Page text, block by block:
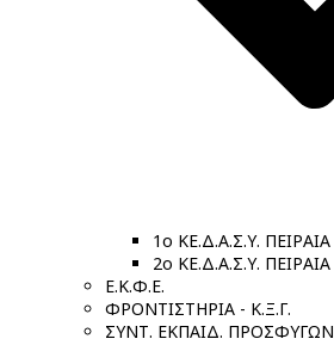
1ο ΚΕ.Δ.Α.Σ.Υ. ΠΕΙΡΑΙΑ
2ο ΚΕ.Δ.Α.Σ.Υ. ΠΕΙΡΑΙΑ
Ε.Κ.Φ.Ε.
ΦΡΟΝΤΙΣΤΗΡΙΑ - Κ.Ξ.Γ.
ΣΥΝΤ. ΕΚΠΑΙΔ. ΠΡΟΣΦΥΓΩΝ